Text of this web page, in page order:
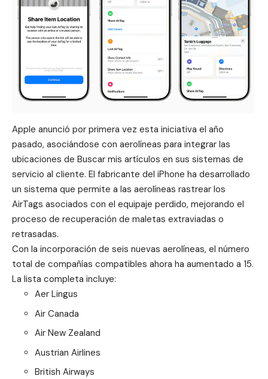
Apple anunció por primera vez esta iniciativa el año
pasado, asociándose con aerolíneas para integrar las
ubicaciones de Buscar mis artículos en sus sistemas de
servicio al cliente. El fabricante del iPhone ha desarrollado
un sistema que permite a las aerolíneas rastrear los
AirTags asociados con el equipaje perdido, mejorando el
proceso de recuperación de maletas extraviadas o
retrasadas.
Con la incorporación de seis nuevas aerolíneas, el número
total de compañías compatibles ahora ha aumentado a 15.
La lista completa incluye:
Aer Lingus
Air Canada
Air New Zealand
Austrian Airlines
British Airways